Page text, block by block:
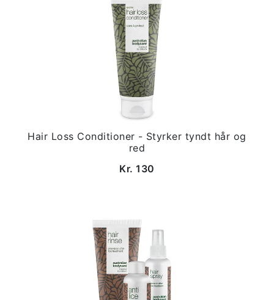
Hair Loss Conditioner - Styrker tyndt hår og
red
Kr. 130